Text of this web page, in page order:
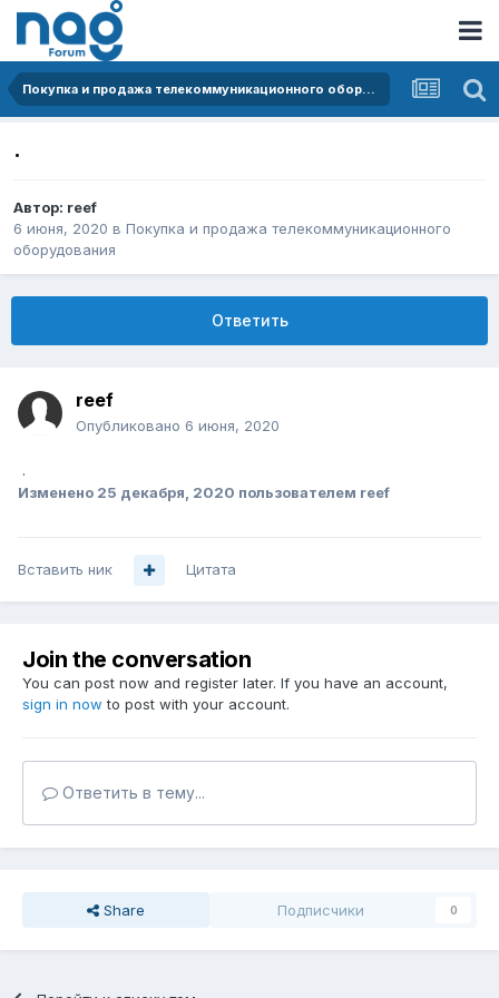
Покупка и продажа телекоммуникационного оборудования
.
Автор: reef
6 июня, 2020 в Покупка и продажа телекоммуникационного
оборудования
Ответить
reef
Опубликовано 6 июня, 2020
.
Изменено 25 декабря, 2020 пользователем reef
Вставить ник Цитата
Join the conversation
You can post now and register later. If you have an account,
sign in now to post with your account.
Ответить в тему...
Share Подписчики 0